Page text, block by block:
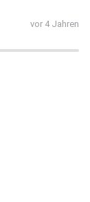
vor 4 Jahren